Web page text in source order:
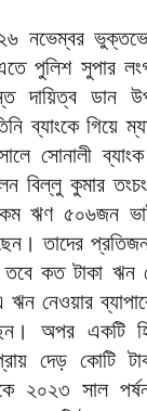
নভেম্বর
পুলিশ সুপার
দায়িত্ব ডান
ব্যাংকে গিয়ে
সোনালী ব্যাংক
বিল্লু কুমার
ঋণ ৫০৬জন
তাদের
কত টাকা ঋন
ঋন নেওয়ার
অপর একটি
দেড় কোটি
২০২৩ সাল